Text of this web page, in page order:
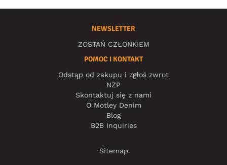
NEWSLETTER
ZOSTAŃ CZŁONKIEM
POMOC I KONTAKT
Odstąp od zakupu i zgłoś zwrot
NZP
Skontaktuj się z nami
O Motley Denim
Blog
B2B Inquiries
Sitemap